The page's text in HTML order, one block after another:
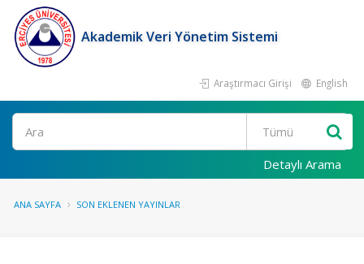
Akademik Veri Yönetim Sistemi
Araştırmacı Girişi English
Ara
Detaylı Arama
ANA SAYFA SON EKLENEN YAYINLAR